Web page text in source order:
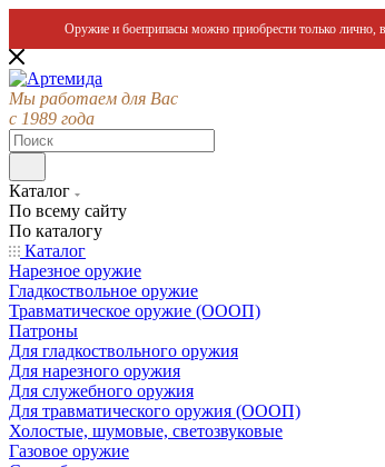
Оружие и боеприпасы можно приобрести только лично, в
Мы работаем для Вас
с 1989 года
Каталог
По всему сайту
По каталогу
Каталог
Нарезное оружие
Гладкоствольное оружие
Травматическое оружие (ОООП)
Патроны
Для гладкоствольного оружия
Для нарезного оружия
Для служебного оружия
Для травматического оружия (ОООП)
Холостые, шумовые, светозвуковые
Газовое оружие